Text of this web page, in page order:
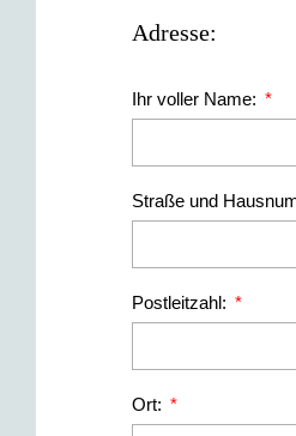
Adresse:
Ihr voller Name:
Straße und
Postleitzahl:
Ort: